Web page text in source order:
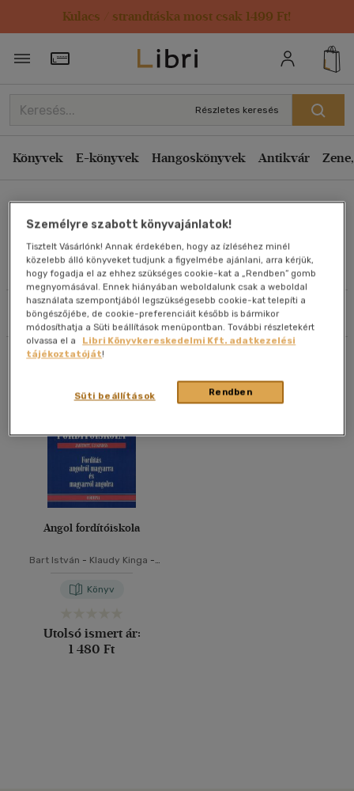
Kulacs / strandtáska most csak 1499 Ft!
Törzsvásárlói Kártya adatai
Részletes keresés
Könyvek E-könyvek Hangoskönyvek Antikvár
Művei
Szűrés Rendezés
Rendezés
Kiadás éve szerint csökkenő
Ár szerint csökkenő
Eladott darabszám szerint csökkenő
Eladott darabszám szerint növekvő
Cím szerint A-Z
Szerző szerint A-Z
Megjelenítés
20 db / oldal
Alkalmaz
Angol fordítóiskola
Bart István - Klaudy Kinga -
Könyv
Utolsó ismert ár:
1 480 Ft
Személyre szabott könyvajánlatok!
Tisztelt Vásárlónk! Annak érdekében, hogy az ízléséhez minél
közelebb álló könyveket tudjunk a figyelmébe ajánlani, arra kérjük,
hogy fogadja el az ehhez szükséges cookie-kat a „Rendben” gomb
megnyomásával. Ennek hiányában weboldalunk csak a weboldal
használata szempontjából legszükségesebb cookie-kat telepíti a
böngészőjébe, de cookie-preferenciáit később is bármikor
módosíthatja a Süti beállítások menüpontban. További részletekért
olvassa el a
Libri Könyvkereskedelmi Kft. adatkezelési
tájékoztatóját!
Rendben
Süti beállítások